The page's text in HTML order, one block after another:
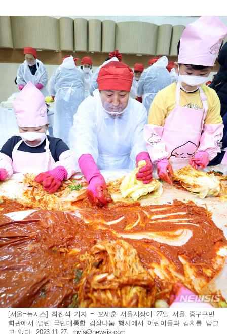
[서울=뉴시스] 최진석 기자 = 오세훈 서울시장이 27일 서울 중구구민
회관에서 열린 국민대통합 김장나눔 행사에서 어린이들과 김치를 담그
고 있다. 2023.11.27. myjs@newsis.com